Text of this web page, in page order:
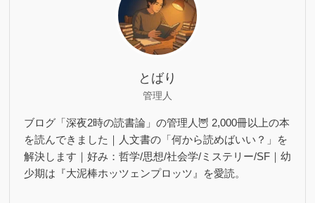
とばり
管理人
ブログ「深夜2時の読書論」の管理人🦉 2,000冊以上の本
を読んできました｜人文書の「何から読めばいい？」を
解決します｜好み：哲学/思想/社会学/ミステリー/SF｜幼
少期は『大泥棒ホッツェンプロッツ』を愛読。